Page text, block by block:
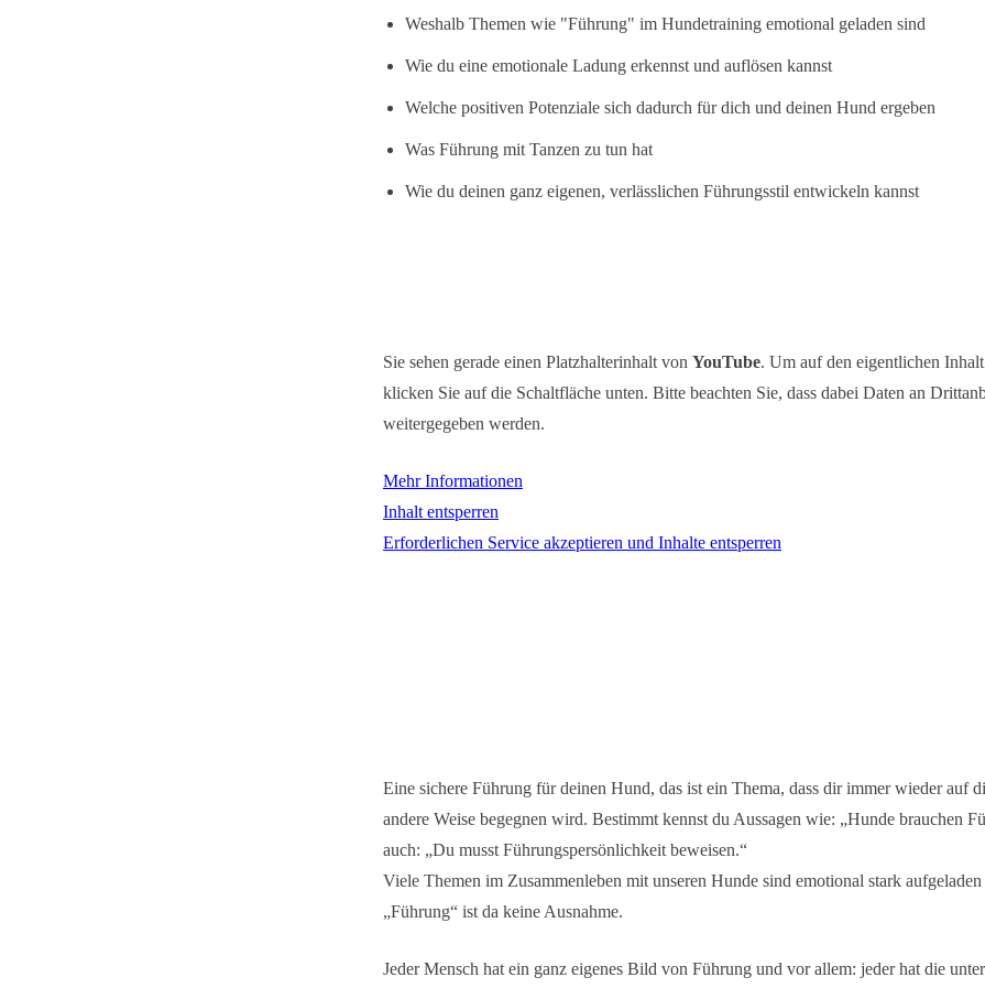
Weshalb Themen wie "Führung" im Hundetraining emotional geladen sind
Wie du eine emotionale Ladung erkennst und auflösen kannst
Welche positiven Potenziale sich dadurch für dich und deinen Hund ergeben
Was Führung mit Tanzen zu tun hat
Wie du deinen ganz eigenen, verlässlichen Führungsstil entwickeln kannst
Sie sehen gerade einen Platzhalterinhalt von YouTube. Um auf den eigentlichen
klicken Sie auf die Schaltfläche unten. Bitte beachten Sie, dass dabei Daten an
weitergegeben werden.
Mehr Informationen
Inhalt entsperren
Erforderlichen Service akzeptieren und Inhalte entsperren
Eine sichere Führung für deinen Hund, das ist ein Thema, dass dir immer wieder auf
andere Weise begegnen wird. Bestimmt kennst du Aussagen wie: „Hunde brauchen
auch: „Du musst Führungspersönlichkeit beweisen.“
Viele Themen im Zusammenleben mit unseren Hunde sind emotional stark aufgeladen
„Führung“ ist da keine Ausnahme.
Jeder Mensch hat ein ganz eigenes Bild von Führung und vor allem: jeder hat die